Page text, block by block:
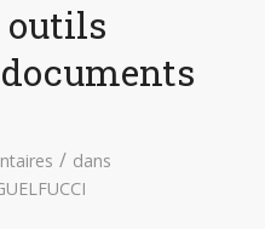
outils
documents
/ dans